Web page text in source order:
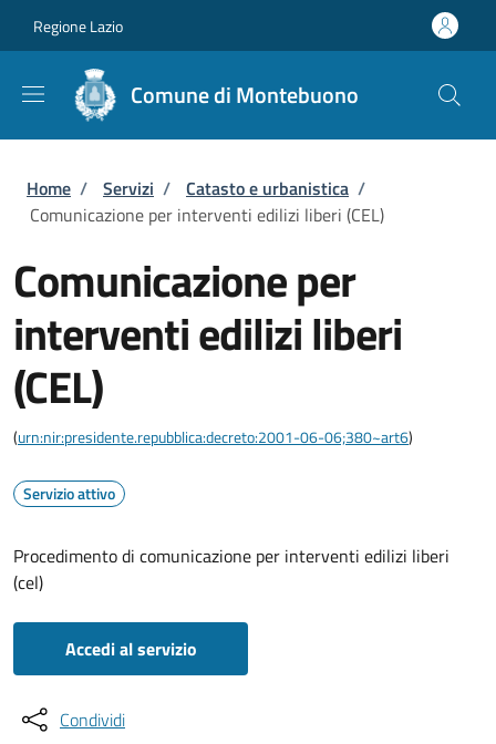
Regione Lazio
Comune di Montebuono
Briciole di pane
Home / Servizi / Catasto e urbanistica /
Comunicazione per interventi edilizi liberi (CEL)
Comunicazione per
interventi edilizi liberi
(CEL)
(urn:nir:presidente.repubblica:decreto:2001-06-06;380~art6)
Servizio attivo
Procedimento di comunicazione per interventi edilizi liberi
(cel)
Accedi al servizio
Condividi